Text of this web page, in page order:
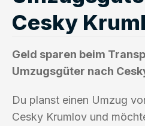
Cesky
Geld sparen beim
Umzugsgüter nach
Du planst einen Umzug
Cesky Krumlov und